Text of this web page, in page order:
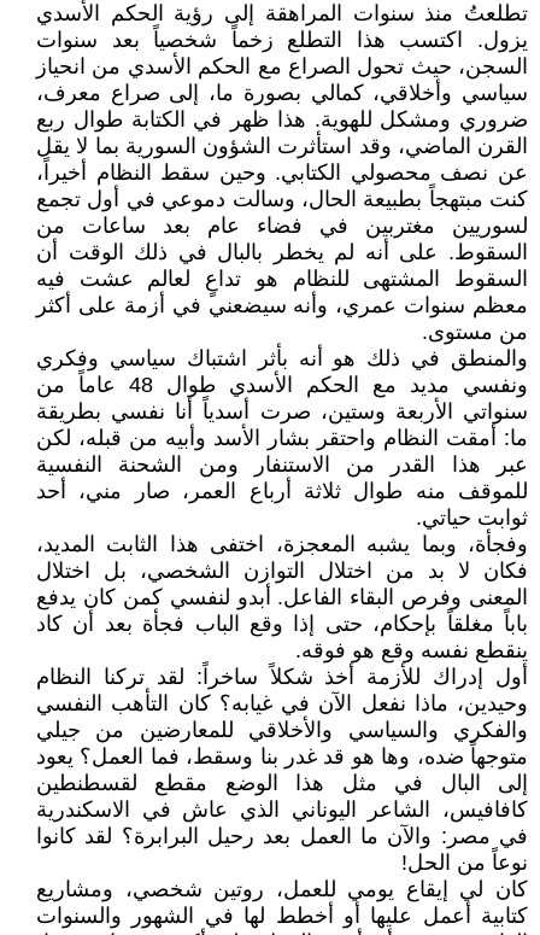
تطلعتُ منذ سنوات المراهقة إلى رؤية الحكم الأسدي
يزول. اكتسب هذا التطلع زخماً شخصياً بعد سنوات
السجن، حيث تحول الصراع مع الحكم الأسدي من انحياز
سياسي وأخلاقي، كمالي بصورة ما، إلى صراع معرف،
ضروري ومشكل للهوية. هذا ظهر في الكتابة طوال ربع
القرن الماضي، وقد استأثرت الشؤون السورية بما لا يقل
عن نصف محصولي الكتابي. وحين سقط النظام أخيراً،
كنت مبتهجاً بطبيعة الحال، وسالت دموعي في أول تجمع
لسوريين مغتربين في فضاء عام بعد ساعات من
السقوط. على أنه لم يخطر بالبال في ذلك الوقت أن
السقوط المشتهى للنظام هو تداعٍ لعالم عشت فيه
معظم سنوات عمري، وأنه سيضعني في أزمة على أكثر
من مستوى.
والمنطق في ذلك هو أنه بأثر اشتباك سياسي وفكري
ونفسي مديد مع الحكم الأسدي طوال 48 عاماً من
سنواتي الأربعة وستين، صرت أسدياً أنا نفسي بطريقة
ما: أمقت النظام واحتقر بشار الأسد وأبيه من قبله، لكن
عبر هذا القدر من الاستنفار ومن الشحنة النفسية
للموقف منه طوال ثلاثة أرباع العمر، صار مني، أحد
ثوابت حياتي.
وفجأة، وبما يشبه المعجزة، اختفى هذا الثابت المديد،
فكان لا بد من اختلال التوازن الشخصي، بل اختلال
المعنى وفرص البقاء الفاعل. أبدو لنفسي كمن كان يدفع
باباً مغلقاً بإحكام، حتى إذا وقع الباب فجأة بعد أن كاد
ينقطع نفسه وقع هو فوقه.
أول إدراك للأزمة أخذ شكلاً ساخراً: لقد تركنا النظام
وحيدين، ماذا نفعل الآن في غيابه؟ كان التأهب النفسي
والفكري والسياسي والأخلاقي للمعارضين من جيلي
متوجهاً ضده، وها هو قد غدر بنا وسقط، فما العمل؟ يعود
إلى البال في مثل هذا الوضع مقطع لقسطنطين
كافافيس، الشاعر اليوناني الذي عاش في الاسكندرية
في مصر: والآن ما العمل بعد رحيل البرابرة؟ لقد كانوا
نوعاً من الحل!
كان لي إيقاع يومي للعمل، روتين شخصي، ومشاريع
كتابية أعمل عليها أو أخطط لها في الشهور والسنوات